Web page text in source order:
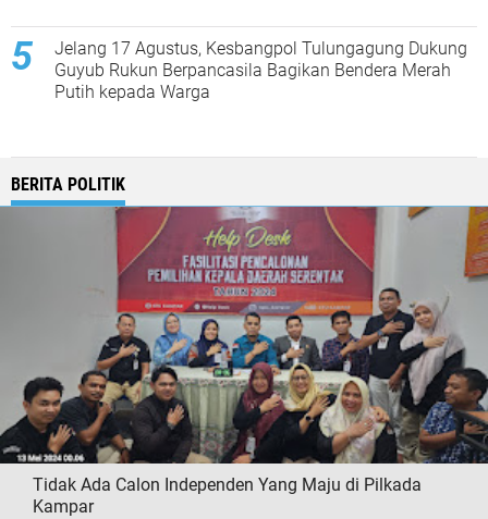
Jelang 17 Agustus, Kesbangpol Tulungagung Dukung
Guyub Rukun Berpancasila Bagikan Bendera Merah
Putih kepada Warga
BERITA POLITIK
Tidak Ada Calon Independen Yang Maju di Pilkada
Kampar